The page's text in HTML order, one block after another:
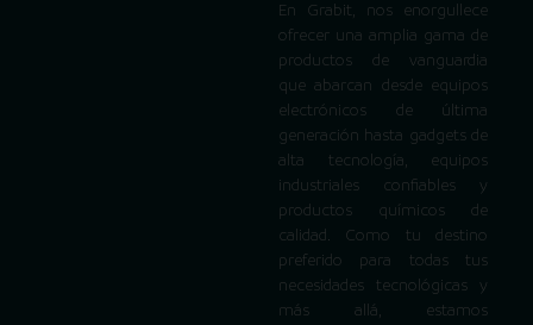
En Grabit, nos enorgullece
ofrecer una amplia gama de
productos de vanguardia
que abarcan desde equipos
electrónicos de última
generación hasta gadgets de
alta tecnología, equipos
industriales confiables y
productos químicos de
calidad. Como tu destino
preferido para todas tus
necesidades tecnológicas y
más allá, estamos